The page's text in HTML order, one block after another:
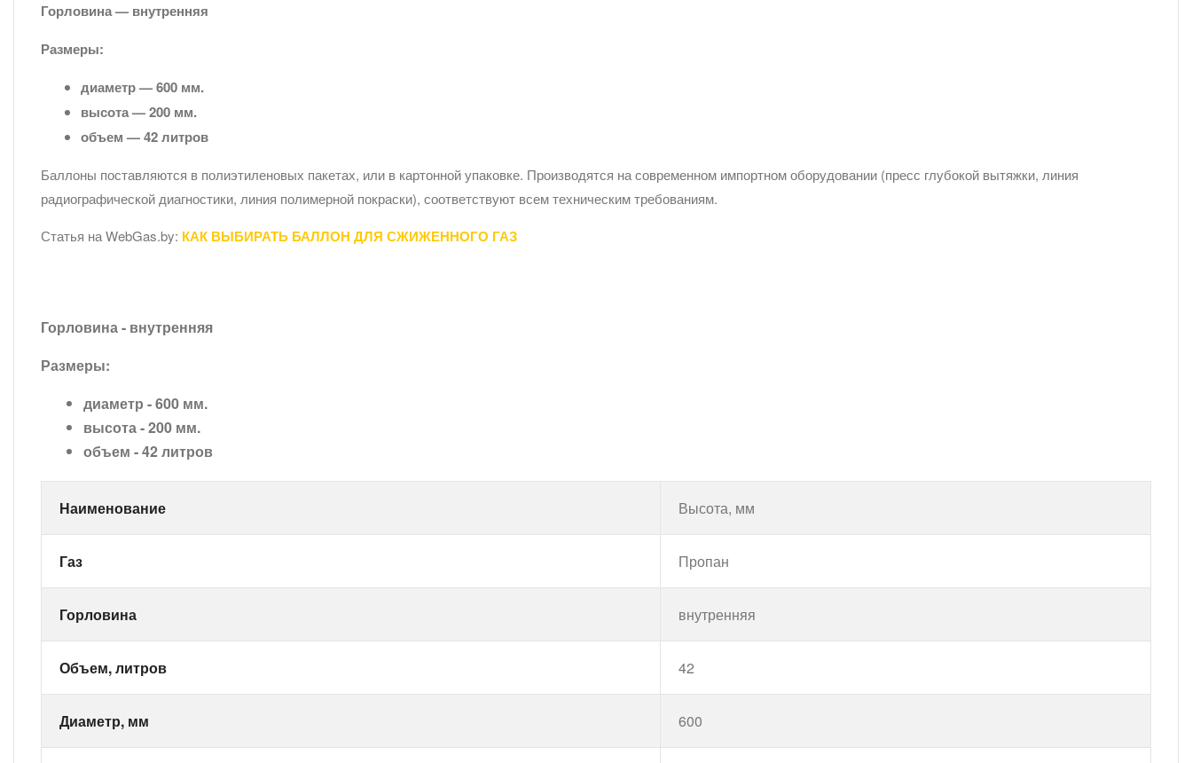
Горловина — внутренняя
Размеры:
диаметр — 600 мм.
высота — 200 мм.
объем — 42 литров
Баллоны поставляются в полиэтиленовых пакетах, или в картонной упаковке. Производятся на современном импортном оборудовании (пресс глубокой вытяжки, линия
радиографической диагностики, линия полимерной покраски), соответствуют всем техническим требованиям.
Статья на WebGas.by: КАК ВЫБИРАТЬ БАЛЛОН ДЛЯ СЖИЖЕННОГО ГАЗ
Горловина - внутренняя
Размеры:
диаметр - 600 мм.
высота - 200 мм.
объем - 42 литров
Наименование Высота, мм
Газ Пропан
Горловина внутренняя
Объем, литров 42
Диаметр, мм 600